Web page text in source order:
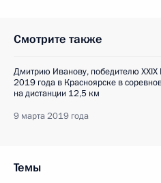
Смотрите также
Дмитрию Иванову, победителю
2019 года в Красноярске в
на дистанции 12,5 км
9 марта 2019 года
Темы